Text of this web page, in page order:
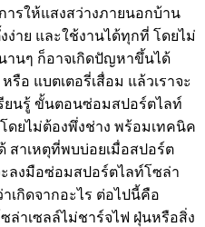
ารให้แสงสว่างภายนอกบ้าน
ง่าย และใช้งานได้ทุกที่ โดยไม่
านๆ ก็อาจเกิดปัญหาขึ้นได้
รือ แบตเตอรี่เสื่อม แล้วเราจะ
ยนรู้ ขั้นตอนซ่อมสปอร์ตไลท์
ดยไม่ต้องพึ่งช่าง พร้อมเทคนิค
สาเหตุที่พบบ่อยเมื่อสปอร์ต
ลงมือซ่อมสปอร์ตไลท์โซล่า
เกิดจากอะไร ต่อไปนี้คือ
าเซลล์ไม่ชาร์จไฟ ฝุ่นหรือสิ่ง